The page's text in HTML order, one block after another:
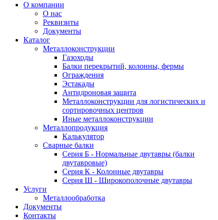
О компании
О нас
Реквизиты
Документы
Каталог
Металлоконструкции
Газоходы
Балки перекрытий, колонны, фермы
Ограждения
Эстакады
Антидроновая защита
Металлоконструкции для логистических и
сортировочных центров
Иные металлоконструкции
Металлопродукция
Калькулятор
Сварные балки
Серия Б - Нормальные двутавры (балки
двутавровые)
Серия К - Колонные двутавры
Серия Ш - Широкополочные двутавры
Услуги
Металлообработка
Документы
Контакты